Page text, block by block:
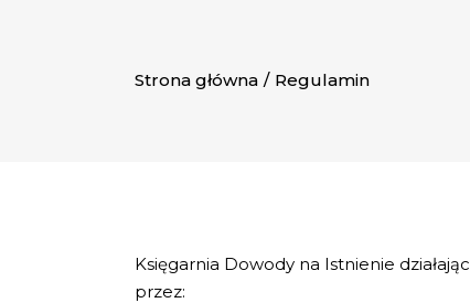
Strona główna / Regulamin
Księgarnia Dowody na Istnienie
przez: